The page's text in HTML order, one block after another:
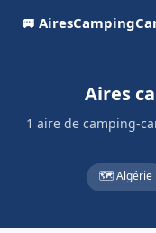
🚐
Aires
1 aire de camping-
🗺️ Algérie